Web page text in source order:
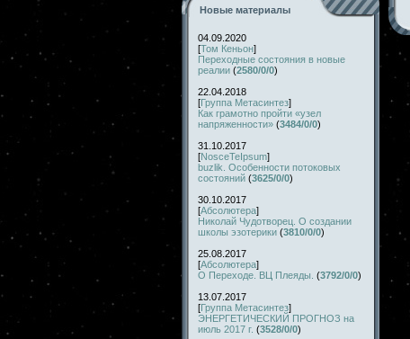
Новые материалы
04.09.2020
[Том Кеньон]
Переходные состояния в новые
реалии (2580/0/0)
22.04.2018
[Группа Метасинтез]
Как грамотно пройти «узел
напряженности» (3484/0/0)
31.10.2017
[NosceTeIpsum]
buzlik. Особенности потоковых
состояний (3625/0/0)
30.10.2017
[Абсолютера]
Николай Чудотворец. О создании
школы эзотерики (3810/0/0)
25.08.2017
[Абсолютера]
О Переходе. ВЦ Плеяды. (3792/0/0)
13.07.2017
[Группа Метасинтез]
ЭНЕРГЕТИЧЕСКИЙ ПРОГНОЗ на
июль 2017 г. (3528/0/0)